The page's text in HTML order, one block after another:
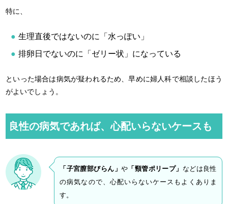
特に、
生理直後ではないのに「水っぽい」
排卵日でないのに「ゼリー状」になっている
といった場合は病気が疑われるため、早めに婦人科で相談したほう
がよいでしょう。
良性の病気であれば、心配いらないケースも
「子宮膣部びらん」 や 「頸管ポリープ」 などは良性
の病気なので、心配いらないケースもよくありま
す。